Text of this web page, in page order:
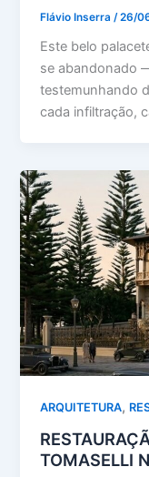
Flávio Inserra /26/
Este belo
se abandonado
testemunhando
cada infiltração,
ARQUITETURA,
TOMASELLI